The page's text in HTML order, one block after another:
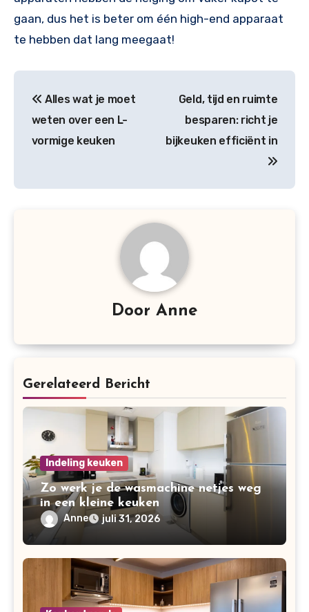
gaan, dus het is beter om één high-end apparaat
te hebben dat lang meegaat!
navigatie
Alles wat je moet
weten over een L-
vormige keuken
Geld, tijd en ruimte
besparen: richt je
bijkeuken efficiënt in
Door Anne
Gerelateerd Bericht
Indeling keuken
Zo werk je de wasmachine netjes weg
in een kleine keuken
Anne juli 31, 2026